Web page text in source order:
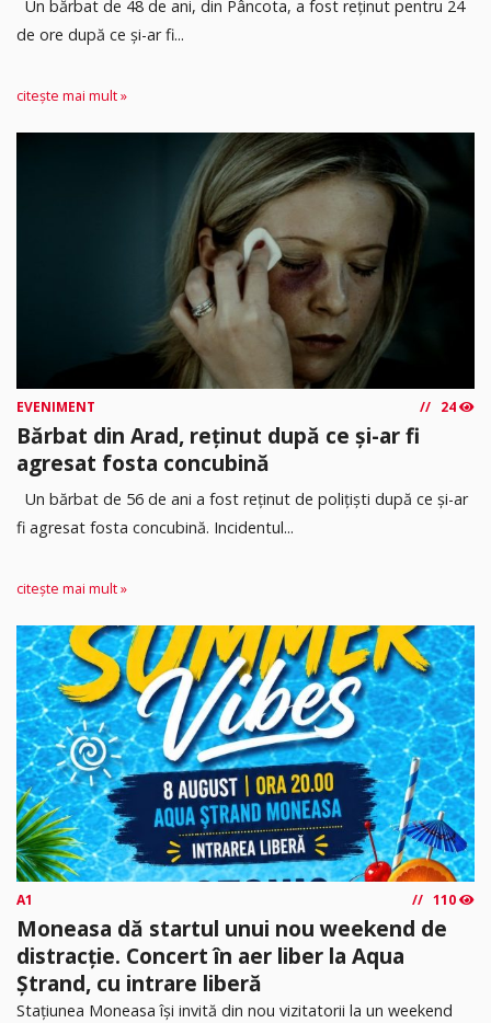
Un bărbat de 48 de ani, din Pâncota, a fost reținut pentru 24
de ore după ce și-ar fi...
citește mai mult »
EVENIMENT 24
Bărbat din Arad, reținut după ce și-ar fi
agresat fosta concubină
Un bărbat de 56 de ani a fost reținut de polițiști după ce și-ar
fi agresat fosta concubină. Incidentul...
citește mai mult »
A1 110
Moneasa dă startul unui nou weekend de
distracție. Concert în aer liber la Aqua
Ștrand, cu intrare liberă
Stațiunea Moneasa își invită din nou vizitatorii la un weekend